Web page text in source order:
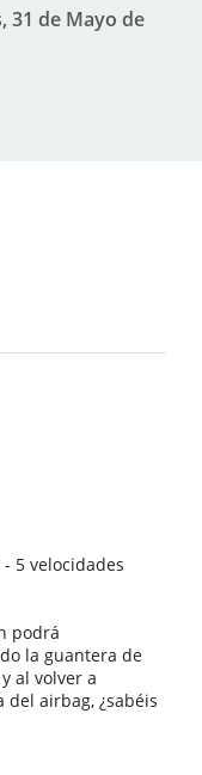
31 de Mayo de
5 velocidades
podrá
la guantera de
al volver a
airbag, ¿sabéis